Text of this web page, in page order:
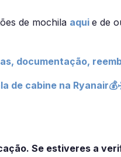
de mochila aqui e de
documentação,
de cabine na
Se estiveres a